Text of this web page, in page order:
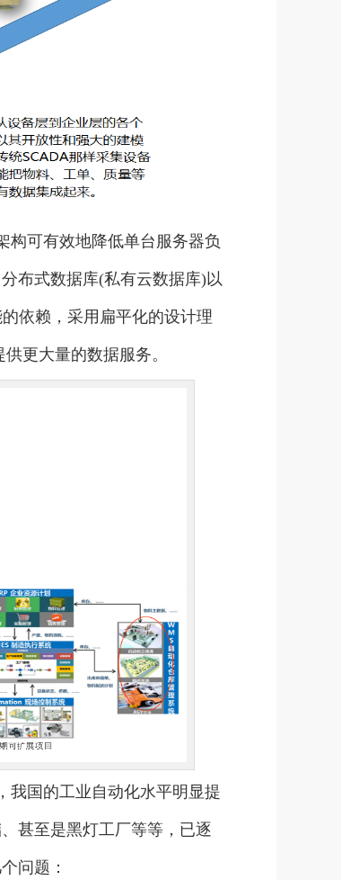
构可有效地降低单台服务器负
布式数据库(私有云数据库)以
依赖，采用扁平化的设计理
更大量的数据服务。
我国的工业自动化水平明显提
甚至是黑灯工厂等等，已逐
问题：